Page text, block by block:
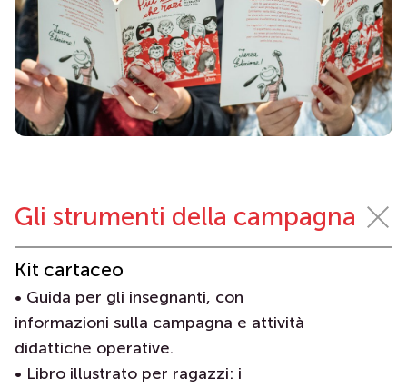
Gli strumenti della campagna
Kit cartaceo
• Guida per gli insegnanti, con
informazioni sulla campagna e attività
didattiche operative.
• Libro illustrato per ragazzi: i